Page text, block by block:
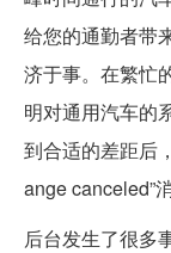
给您的通勤者带
济于事。在繁忙
明对通用汽车的
到合适的差距后
ange canceled”消
后台发生了很多